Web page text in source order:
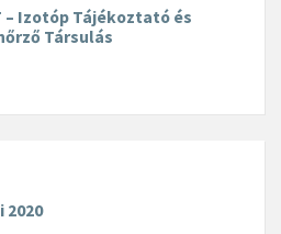
– Izotóp Tájékoztató és
Társulás
2020